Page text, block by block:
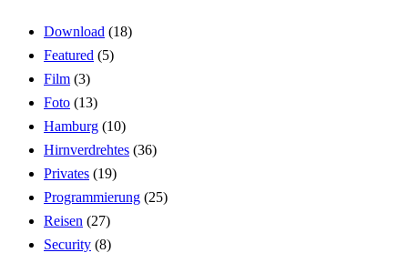
Download (18)
Featured (5)
Film (3)
Foto (13)
Hamburg (10)
Hirnverdrehtes (36)
Privates (19)
Programmierung (25)
Reisen (27)
Security (8)